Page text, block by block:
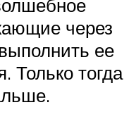
через
ее
Только тогда